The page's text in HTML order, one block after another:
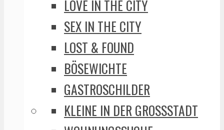
LOVE IN THE CITY
SEX IN THE CITY
LOST & FOUND
BÖSEWICHTE
GASTROSCHILDER
KLEINE IN DER GROSSSTADT